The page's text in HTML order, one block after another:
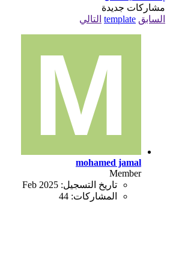
مشاركات جديدة
السابق template التالي
mohamed jamal
Member
تاريخ التسجيل: Feb 2025
المشاركات: 44